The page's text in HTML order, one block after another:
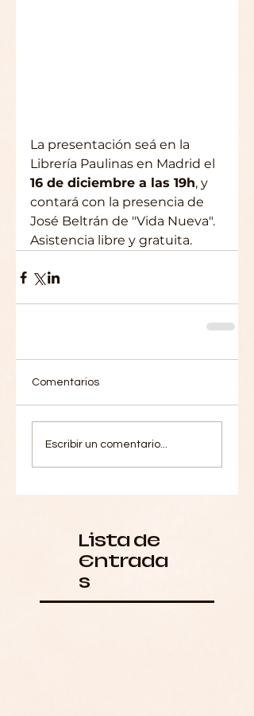
La presentación seá en la
Librería Paulinas en Madrid el
16 de diciembre a las 19h, y
contará con la presencia de
José Beltrán de "Vida Nueva".
Asistencia libre y gratuita.
Comentarios
Escribir un comentario...
Lista de
Entrada
s